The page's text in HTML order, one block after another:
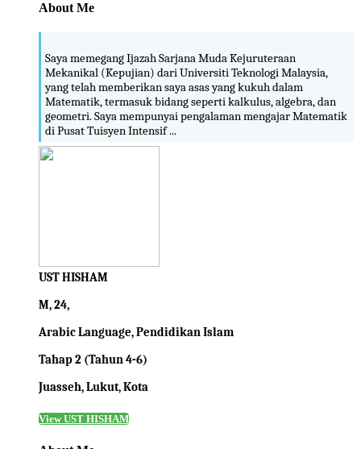
About Me
Saya memegang Ijazah Sarjana Muda Kejuruteraan
Mekanikal (Kepujian) dari Universiti Teknologi Malaysia,
yang telah memberikan saya asas yang kukuh dalam
Matematik, termasuk bidang seperti kalkulus, algebra, dan
geometri. Saya mempunyai pengalaman mengajar Matematik
di Pusat Tuisyen Intensif ...
UST HISHAM
M, 24,
Arabic Language, Pendidikan Islam
Tahap 2 (Tahun 4-6)
Juasseh, Lukut, Kota
View UST HISHAM